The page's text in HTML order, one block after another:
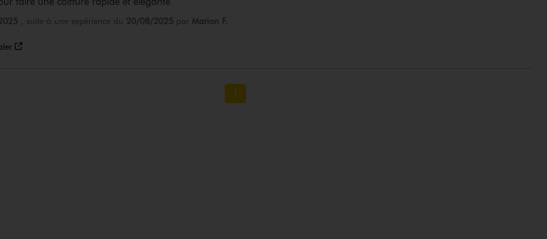
, suite à une expérience du 20/08/2025 par Marion F.
1